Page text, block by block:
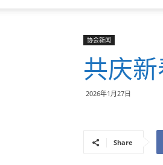
协会新闻
共庆
2026年1月27日
Share